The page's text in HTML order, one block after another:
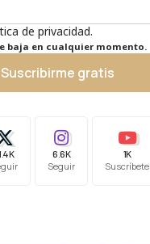
de privacidad.
baja en cualquier momento.
Suscribirme gratis
6.6K
Seguir
1K
Suscríbete